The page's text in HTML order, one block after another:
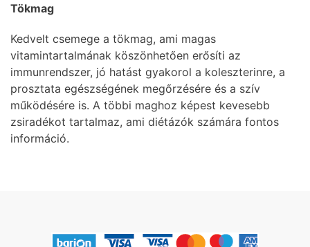
Tökmag
Kedvelt csemege a tökmag, ami magas
vitamintartalmának köszönhetően erősíti az
immunrendszer, jó hatást gyakorol a koleszterinre, a
prosztata egészségének megőrzésére és a szív
működésére is. A többi maghoz képest kevesebb
zsiradékot tartalmaz, ami diétázók számára fontos
információ.